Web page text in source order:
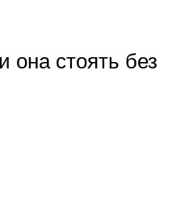
она стоять без